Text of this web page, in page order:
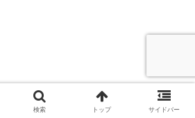
検索 トップ サイドバー